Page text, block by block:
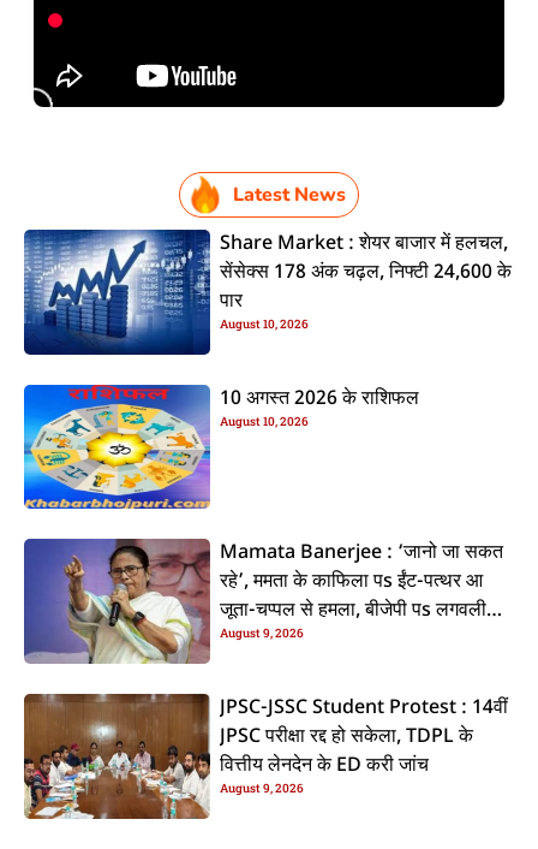
Latest News
Share Market : शेयर बाजार में हलचल,
सेंसेक्स 178 अंक चढ़ल, निफ्टी 24,600 के
पार
August 10, 2026
10 अगस्त 2026 के राशिफल
August 10, 2026
Mamata Banerjee : ‘जानो जा सकत
रहे’, ममता के काफिला पs ईंट-पत्थर आ
जूता-चप्पल से हमला, बीजेपी पs लगवली
आरोप
August 9, 2026
JPSC-JSSC Student Protest : 14वीं
JPSC परीक्षा रद्द हो सकेला, TDPL के
वित्तीय लेनदेन के ED करी जांच
August 9, 2026